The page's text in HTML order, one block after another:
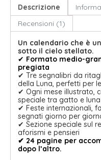
Descrizione
Recensioni (1)
Un calendario che è
sotto il cielo stellato.
✔ Formato medio-
pregiata
✔ Tre segnalibri da
della Luna, perfetti per
✔ Ogni mese illustrato,
speciale tra gatto e luna
✔ Feste internazionali,
segnati giorno per
✔ Sezione speciale sul
aforismi e pensieri
✔ 24 pagine per
dopo l’altro.